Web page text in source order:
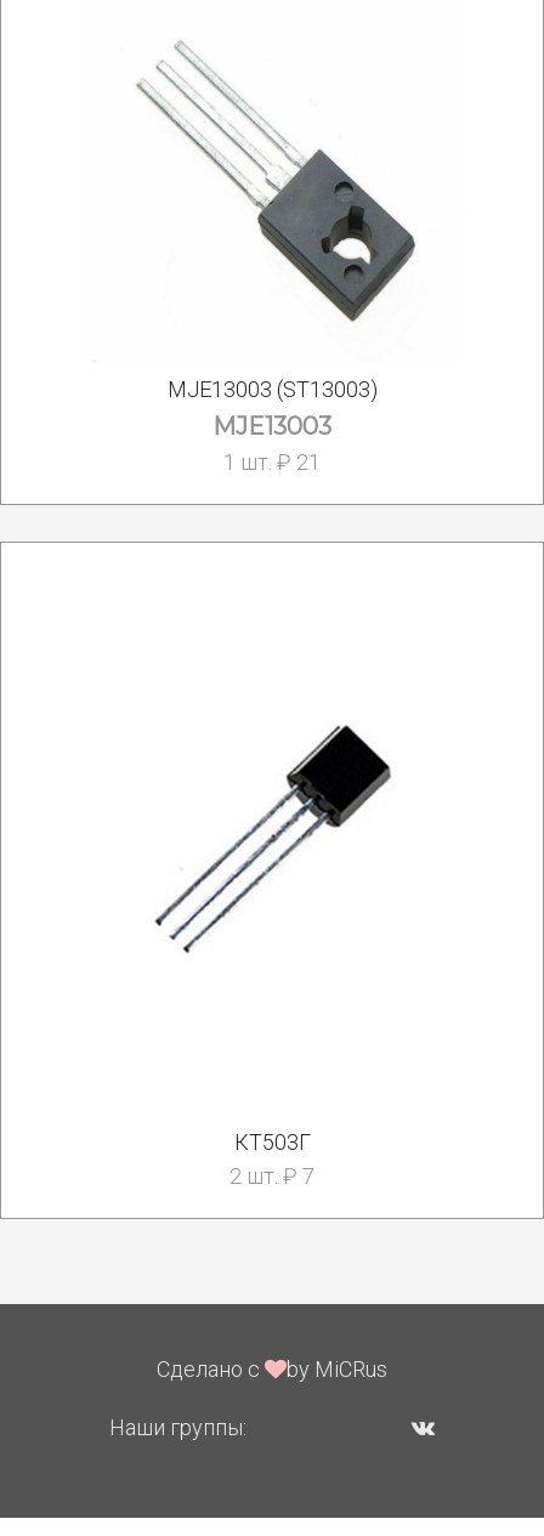
MJE13003 (ST13003)
MJE13003
1 шт. ₽ 21
КТ503Г
2 шт. ₽ 7
Сделано с by MiCRus
Наши группы: